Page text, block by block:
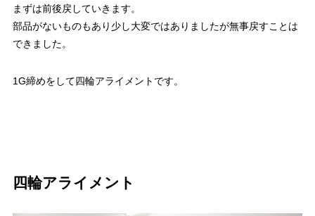
まずは前後戻していきます。
部品がないものもあり少し大変ではありましたが無事戻すことは
できました。
1G締めをして四輪アライメントです。
四輪アライメント